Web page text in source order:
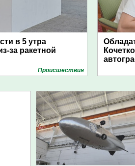
в 5 утра
за ракетной
Проиcшествия